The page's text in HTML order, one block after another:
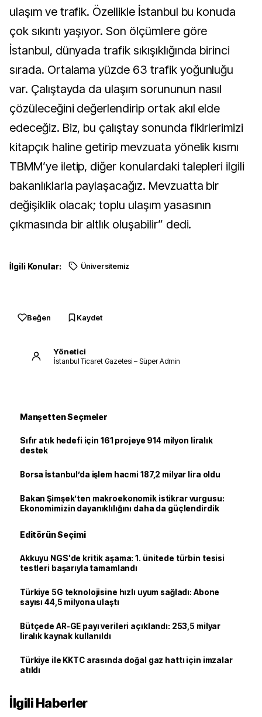
ulaşım ve trafik. Özellikle İstanbul bu konuda
çok sıkıntı yaşıyor. Son ölçümlere göre
İstanbul, dünyada trafik sıkışıklığında birinci
sırada. Ortalama yüzde 63 trafik yoğunluğu
var. Çalıştayda da ulaşım sorununun nasıl
çözüleceğini değerlendirip ortak akıl elde
edeceğiz. Biz, bu çalıştay sonunda fikirlerimizi
kitapçık haline getirip mevzuata yönelik kısmı
TBMM’ye iletip, diğer konulardaki talepleri ilgili
bakanlıklarla paylaşacağız. Mevzuatta bir
değişiklik olacak; toplu ulaşım yasasının
çıkmasında bir altlık oluşabilir” dedi.
İlgili Konular: Üniversitemiz
Beğen Kaydet
Yönetici
İstanbul Ticaret Gazetesi – Süper Admin
Manşetten Seçmeler
Sıfır atık hedefi için 161 projeye 914 milyon liralık
destek
Borsa İstanbul’da işlem hacmi 187,2 milyar lira oldu
Bakan Şimşek’ten makroekonomik istikrar vurgusu:
Ekonomimizin dayanıklılığını daha da güçlendirdik
Editörün Seçimi
Akkuyu NGS'de kritik aşama: 1. ünitede türbin tesisi
testleri başarıyla tamamlandı
Türkiye 5G teknolojisine hızlı uyum sağladı: Abone
sayısı 44,5 milyona ulaştı
Bütçede AR-GE payı verileri açıklandı: 253,5 milyar
liralık kaynak kullanıldı
Türkiye ile KKTC arasında doğal gaz hattı için imzalar
atıldı
İlgili Haberler